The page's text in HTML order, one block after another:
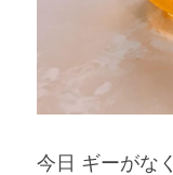
今日 ギーがな